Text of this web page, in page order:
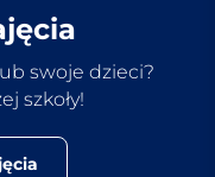
swoje dzieci?
szkoły!